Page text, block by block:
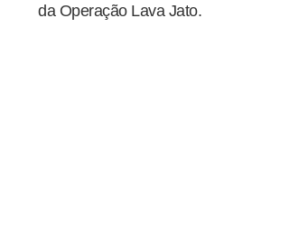
da Operação Lava Jato.